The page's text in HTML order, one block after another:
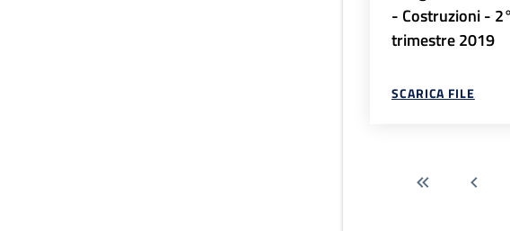
- Costruzioni - 2°
trimestre 2019
SCARICA FILE